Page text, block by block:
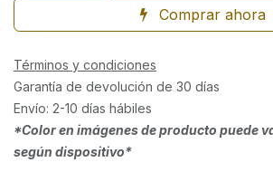
Comprar ahora
Términos y condiciones
Garantía de devolución de 30 días
Envío: 2-10 días hábiles
*Color en imágenes de producto puede
según dispositivo*